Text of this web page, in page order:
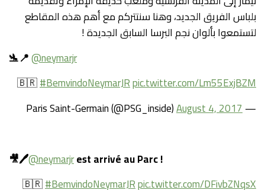
بلباس الفريق الجديد، وهنا سنتتركم مع أهم هذه المقاطع
لتستمعوا بألوان نجم البرسا السابق الجديدة !
🛬📍@neymarjr
🇧🇷#BemvindoNeymarJRpic.twitter.com/Lm55ExjBZM
— Paris Saint-Germain (@PSG_inside)
August 4, 2017
🎥🖊@neymarjrest arrivé au Parc !
🇧🇷#BemvindoNeymarJRpic.twitter.com/DFivbZNqsX